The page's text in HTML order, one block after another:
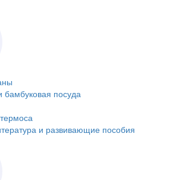
бамбуковая посуда
и развивающие пособия